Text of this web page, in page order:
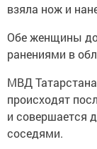
взяла нож и
Обе женщины
ранениями в
МВД
происходят
и совершается
соседями.